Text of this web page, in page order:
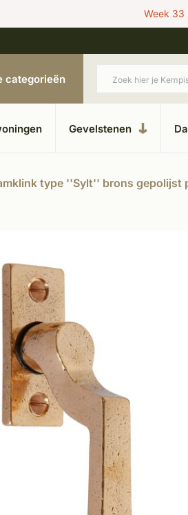
Week 33
in kempische bouwstijl
categorieën
Gevelstenen
type ''Sylt'' brons gepolijst